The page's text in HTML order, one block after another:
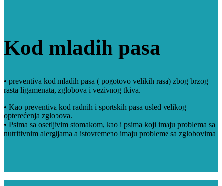
Kod mladih pasa
• preventiva kod mladih pasa ( pogotovo velikih rasa) zbog brzog
rasta ligamenata, zglobova i vezivnog tkiva.
• Kao preventiva kod radnih i sportskih pasa usled velikog
opterećenja zglobova.
• Psima sa osetljivim stomakom, kao i psima koji imaju problema sa
nutritivnim alergijama a istovremeno imaju probleme sa zglobovima